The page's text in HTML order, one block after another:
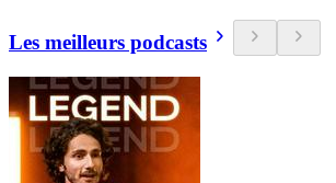
Les meilleurs podcasts